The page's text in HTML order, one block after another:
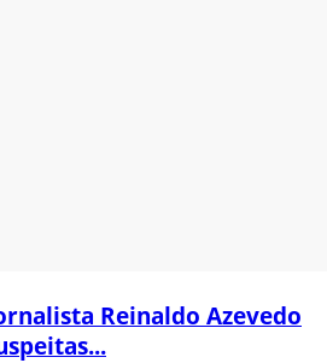
Reinaldo Azevedo